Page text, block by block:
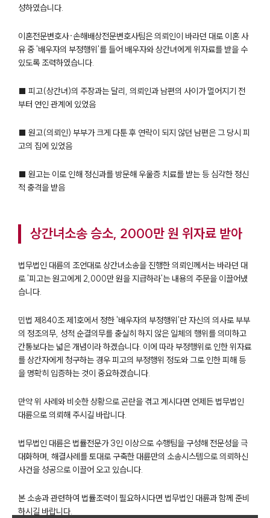
부소개
대륜의 강점
오시는 길
글로벌 파트너 로펌
고객의 소리
통합검색
성하였습니다.
이혼전문변호사·손해배상전문변호사팀은 의뢰인이 바라던 대로 이혼 사
유 중 '배우자의 부정행위'를 들어 배우자와 상간녀에게 위자료를 받을 수
있도록 조력하였습니다.
■ 피고(상간녀)의 주장과는 달리, 의뢰인과 남편의 사이가 멀어지기 전
부터 연인 관계에 있었음
■ 원고(의뢰인) 부부가 크게 다툰 후 연락이 되지 않던 남편은 그 당시 피
고의 집에 있었음
■ 원고는 이로 인해 정신과를 방문해 우울증 치료를 받는 등 심각한 정신
적 충격을 받음
상간녀소송 승소, 2000만 원 위자료 받아
법무법인 대륜의 조언대로 상간녀소송을 진행한 의뢰인께서는 바라던 대
로 '피고는 원고에게 2,000만 원을 지급하라'는 내용의 주문을 이끌어냈
습니다.
민법 제840조 제1호에서 정한 '배우자의 부정행위'란 자신의 의사로 부부
의 정조의무, 성적 순결의무를 충실히 하지 않은 일체의 행위를 의미하고
간통보다는 넓은 개념이라 하겠습니다. 이에 따라 부정행위로 인한 위자료
를 상간자에게 청구하는 경우 피고의 부정행위 정도와 그로 인한 피해 등
을 명확히 입증하는 것이 중요하겠습니다.
만약 위 사례와 비슷한 상황으로 곤란을 겪고 계시다면 언제든 법무법인
대륜으로 의뢰해 주시길 바랍니다.
법무법인 대륜은 법률전문가 3인 이상으로 수행팀을 구성해 전문성을 극
대화하며, 해결사례를 토대로 구축한 대륜만의 소송시스템으로 의뢰하신
사건을 성공으로 이끌어 오고 있습니다.
본 소송과 관련하여 법률조력이 필요하시다면 법무법인 대륜과 함께 준비
하시길 바랍니다.